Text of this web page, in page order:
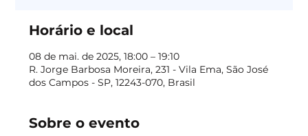
Horário e local
08 de mai. de 2025, 18:00 – 19:10
R. Jorge Barbosa Moreira, 231 - Vila Ema, São José
dos Campos - SP, 12243-070, Brasil
Sobre o evento